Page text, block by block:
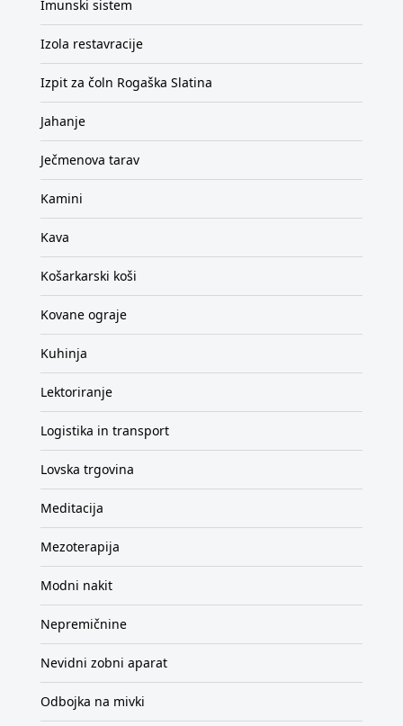
Imunski sistem
Izola restavracije
Izpit za čoln Rogaška Slatina
Jahanje
Ječmenova tarav
Kamini
Kava
Košarkarski koši
Kovane ograje
Kuhinja
Lektoriranje
Logistika in transport
Lovska trgovina
Meditacija
Mezoterapija
Modni nakit
Nepremičnine
Nevidni zobni aparat
Odbojka na mivki